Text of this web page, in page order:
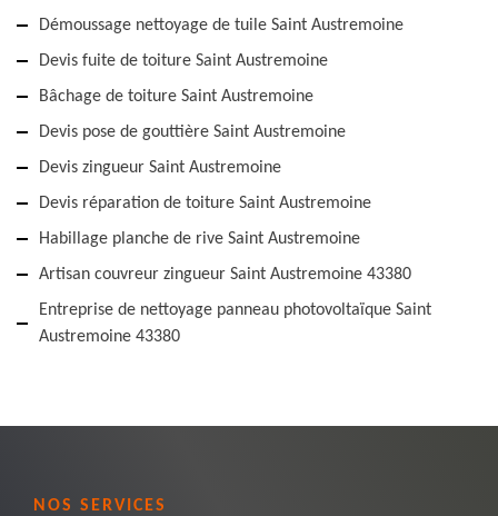
Démoussage nettoyage de tuile Saint Austremoine
Devis fuite de toiture Saint Austremoine
Bâchage de toiture Saint Austremoine
Devis pose de gouttière Saint Austremoine
Devis zingueur Saint Austremoine
Devis réparation de toiture Saint Austremoine
Habillage planche de rive Saint Austremoine
Artisan couvreur zingueur Saint Austremoine 43380
Entreprise de nettoyage panneau photovoltaïque Saint
Austremoine 43380
NOS SERVICES